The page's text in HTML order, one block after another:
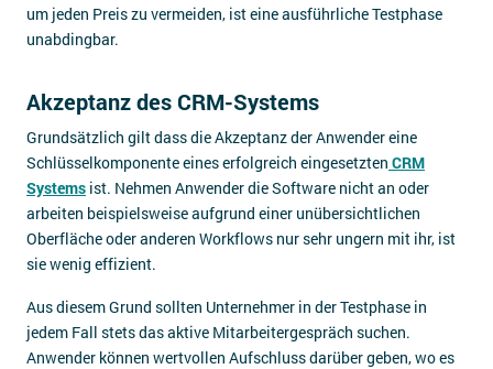
um jeden Preis zu vermeiden, ist eine ausführliche Testphase
unabdingbar.
Akzeptanz des CRM-Systems
Grundsätzlich gilt dass die Akzeptanz der Anwender eine
Schlüsselkomponente eines erfolgreich eingesetzten CRM
Systems ist. Nehmen Anwender die Software nicht an oder
arbeiten beispielsweise aufgrund einer unübersichtlichen
Oberfläche oder anderen Workflows nur sehr ungern mit ihr, ist
sie wenig effizient.
Aus diesem Grund sollten Unternehmer in der Testphase in
jedem Fall stets das aktive Mitarbeitergespräch suchen.
Anwender können wertvollen Aufschluss darüber geben, wo es